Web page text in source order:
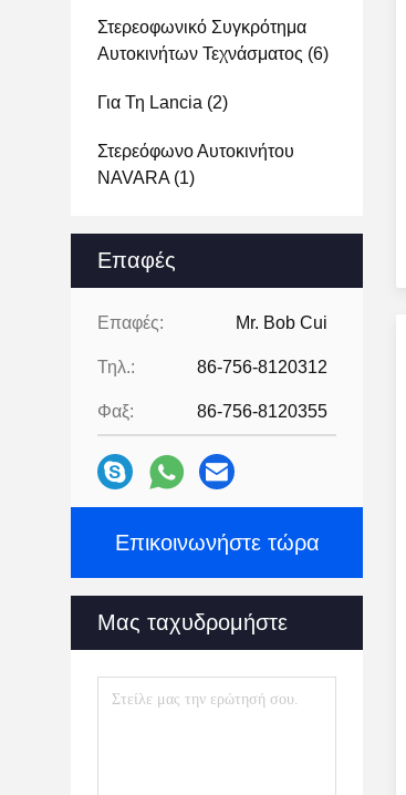
Στερεοφωνικό Συγκρότημα
Αυτοκινήτων Τεχνάσματος (6)
Για Τη Lancia (2)
Στερεόφωνο Αυτοκινήτου
NAVARA(1)
Επαφές
Επαφές: Mr. Bob Cui
Τηλ.: 86-756-8120312
Φαξ: 86-756-8120355
Επικοινωνήστε τώρα
Μας ταχυδρομήστε